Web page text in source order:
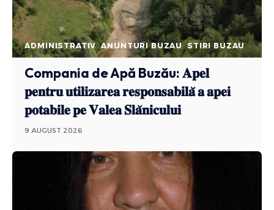
ADMINISTRATIV ANUNTURI BUZAU STIRI BUZAU
Compania de Apă Buzău: 𝐀𝐩𝐞𝐥
𝐩𝐞𝐧𝐭𝐫𝐮 𝐮𝐭𝐢𝐥𝐢𝐳𝐚𝐫𝐞𝐚 𝐫𝐞𝐬𝐩𝐨𝐧𝐬𝐚𝐛𝐢𝐥𝐚̆ 𝐚 𝐚𝐩𝐞𝐢
𝐩𝐨𝐭𝐚𝐛𝐢𝐥𝐞 𝐩𝐞 𝐕𝐚𝐥𝐞𝐚 𝐒𝐥𝐚̆𝐧𝐢𝐜𝐮𝐥𝐮𝐢
9 AUGUST 2026